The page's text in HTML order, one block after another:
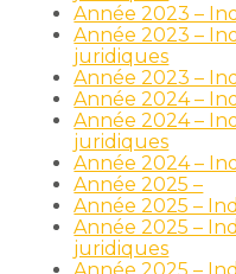
Année 2023 –
Année 2023 –
juridiques
Année 2023 –
Année 2024 –
Année 2024 –
juridiques
Année 2024 –
Année 2025 –
Année 2025 –
Année 2025 –
juridiques